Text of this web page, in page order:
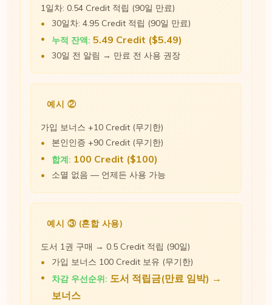
1일차: 0.54 Credit 적립 (90일 만료)
30일차: 4.95 Credit 적립 (90일 만료)
누적 잔액:5.49 Credit ($5.49)
30일 전 알림 → 만료 전 사용 권장
예시 ②
가입 보너스 +10 Credit (무기한)
본인인증 +90 Credit (무기한)
합계: 100 Credit ($100)
소멸 없음 — 언제든 사용 가능
예시 ③ (혼합 사용)
도서 1권 구매 → 0.5 Credit 적립 (90일)
가입 보너스 100 Credit 보유 (무기한)
차감 우선순위: 도서 적립금(만료 임박) →
보너스